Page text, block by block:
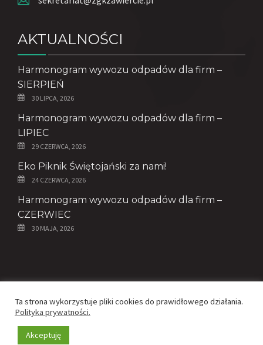
AKTUALNOŚCI
Harmonogram wywozu odpadów dla firm –
SIERPIEŃ
30 LIPCA, 2026
Harmonogram wywozu odpadów dla firm –
LIPIEC
29 CZERWCA, 2026
Eko Piknik Świętojański za nami!
24 CZERWCA, 2026
Harmonogram wywozu odpadów dla firm –
CZERWIEC
30 MAJA, 2026
© Copyright 2020 - ZGK Spółka z o.o.
Realizacja -
Ta strona wykorzystuje pliki cookies do prawidłowego działania.
Polityka prywatności.
Akceptuję